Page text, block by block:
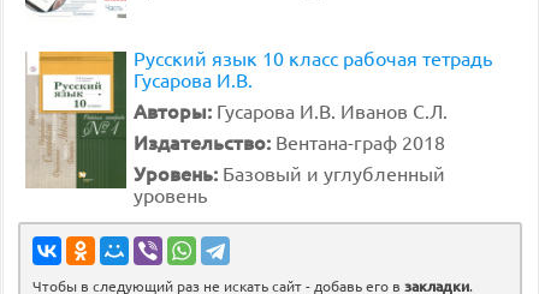
Русский язык 10 класс рабочая тетрадь
Гусарова И.В.
Авторы: Гусарова И.В. Иванов С.Л.
Издательство: Вентана-граф 2018
Уровень: Базовый и углубленный
уровень
Чтобы в следующий раз не искать сайт - добавь его в закладки.